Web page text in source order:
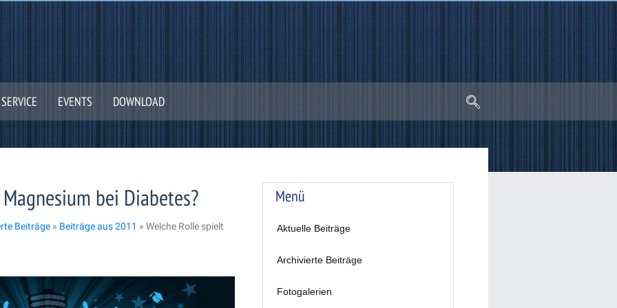
SERVICE EVENTS DOWNLOAD
bei Diabetes?
Beiträge » Beiträge aus 2011 » Welche Rolle spielt
Menü
Aktuelle Beiträge
Archivierte Beiträge
Fotogalerien